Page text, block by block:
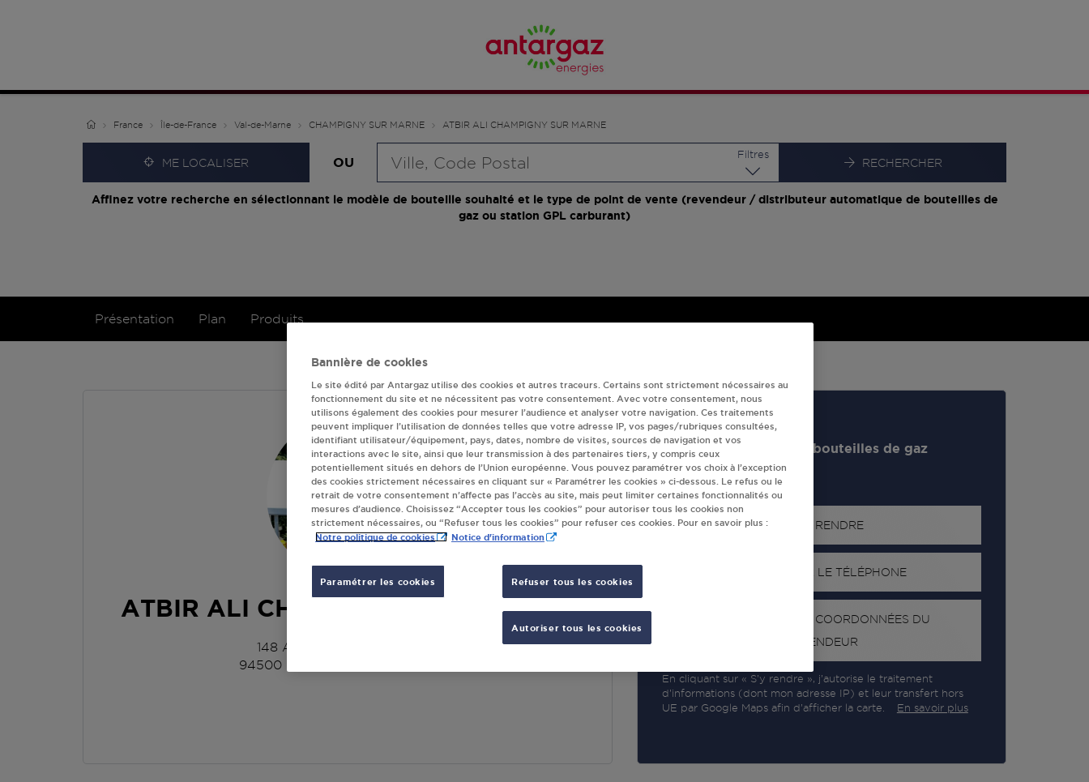
France Île-de-France Val-de-Marne CHAMPIGNY SUR MARNE ATBIR ALI CHAMPIGNY SUR MARNE
ME LOCALISER OU
Filtres
RECHERCHER
Affinez votre recherche en sélectionnant le modèle de bouteille souhaité et le type de point de vente (revendeur / distributeur automatique de bouteilles de
gaz ou station GPL carburant)
Présentation Plan Produits
ATBIR ALI CHAMPIGNY SUR MARNE
148 AVE MAURICE THOREZ
94500
Revendeur de bouteilles de gaz
S'Y RENDRE
AFFICHER LE TÉLÉPHONE
RECEVOIR LES COORDONNÉES DU
REVENDEUR
En cliquant sur « S’y rendre », j’autorise le traitement
d’informations (dont mon adresse IP) et leur transfert hors
UE par Google Maps afin d’afficher la carte.
En savoir plus
Bannière de cookies
Le site édité par Antargaz utilise des cookies et autres traceurs. Certains sont strictement nécessaires au
fonctionnement du site et ne nécessitent pas votre consentement. Avec votre consentement, nous
utilisons également des cookies pour mesurer l’audience et analyser votre navigation. Ces traitements
peuvent impliquer l’utilisation de données telles que votre adresse IP, vos pages/rubriques consultées,
identifiant utilisateur/équipement, pays, dates, nombre de visites, sources de navigation et vos
interactions avec le site, ainsi que leur transmission à des partenaires tiers, y compris ceux
potentiellement situés en dehors de l’Union européenne. Vous pouvez paramétrer vos choix à l’exception
des cookies strictement nécessaires en cliquant sur « Paramétrer les cookies » ci-dessous. Le refus ou le
retrait de votre consentement n’affecte pas l’accès au site, mais peut limiter certaines fonctionnalités ou
mesures d’audience. Choisissez “Accepter tous les cookies” pour autoriser tous les cookies non
strictement nécessaires, ou “Refuser tous les cookies” pour refuser ces cookies. Pour en savoir plus :
Notre politique de cookies Notice d'information
Paramétrer les cookies Refuser tous les cookies
Autoriser tous les cookies